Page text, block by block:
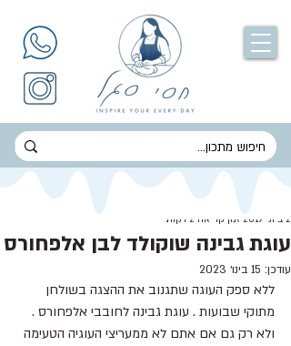
עוגת גבינה שוקולד לבן אלפחורס
2 ביוני 2019
זמן קריאה 2 דקות
עודכן: 15 בינו׳ 2023
ללא ספק העוגה שתגנוב את ההצגה בשולחן
מתוקי שבועות . עוגת גבינה לחובבי אלפחורס .
ולא רק גם אם אתם לא ממעריצי העוגיה הטעימה